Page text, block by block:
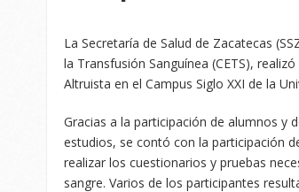
La Secretaría de Salud de Zacatecas
la Transfusión Sanguínea (CETS),
Altruista en el Campus Siglo XXI de la
Gracias a la participación de alumnos y
estudios, se contó con la participación
realizar los cuestionarios y pruebas
sangre. Varios de los participantes